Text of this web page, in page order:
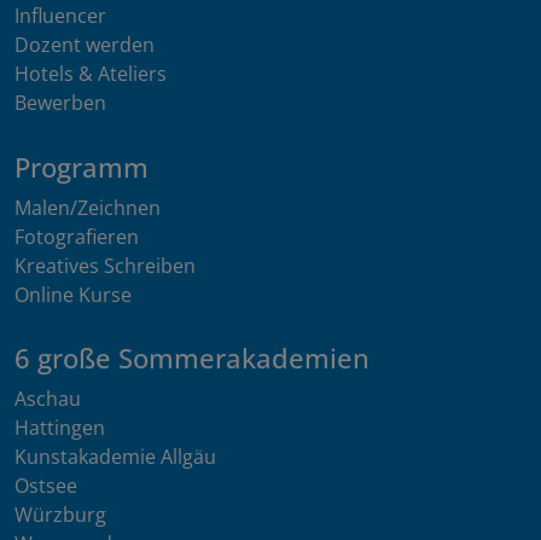
Influencer
Dozent werden
Hotels & Ateliers
Bewerben
Programm
Malen/Zeichnen
Fotografieren
Kreatives Schreiben
Online Kurse
6 große Sommerakademien
Aschau
Hattingen
Kunstakademie Allgäu
Ostsee
Würzburg